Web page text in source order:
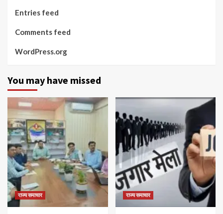
Entries feed
Comments feed
WordPress.org
You may have missed
राज्य समाचार राज्य समाचार